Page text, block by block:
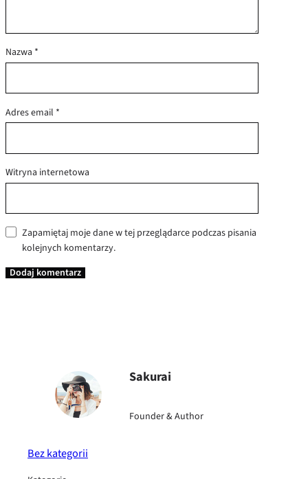
Nazwa *
Adres email *
Witryna internetowa
Zapamiętaj moje dane w tej przeglądarce podczas pisania
kolejnych komentarzy.
Sakurai
Founder & Author
Bez kategorii